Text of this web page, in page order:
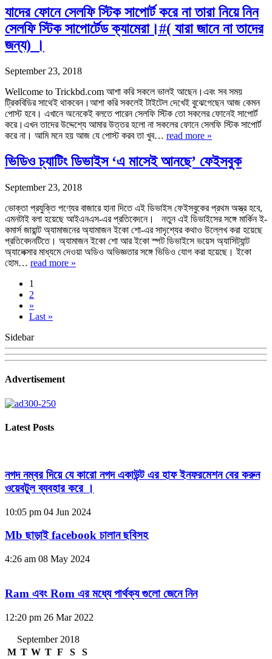
যাদের ফোনে সেলফি স্টিক সাপোর্ট করে না তারা নিয়ে নিন
সেলফি স্টিক সাপোর্টেড ক্যামেরা।#( যারা জানে না তাদের
জন্য) ।
September 23, 2018
Wellcome to Trickbd.com আশা করি সকলে ভালই আছেন।এবং সব সময়
ট্রিকবিডির সাথেই থাকবেন।আশা করি সকলেই টাইটেল দেখেই বুঝেগেছেন আজ কেমন
পোস্ট হবে। এখানে অনেকেই বলতে পারেন সেলফি স্টিক তো সকলের ফোনেই সাপোর্ট
করে।এখন তাদের উদ্দেশ্যে আমার উত্তর হলো না সকলের ফোনে সেলফি স্টিক সাপোর্ট
করে না। আমি মনে হয় আজ যে পোস্ট করব তা খুব… read more »
ভিডিও চ্যাটিং ডিভাইস ‘এ মাসেই আনছে’ ফেইসবুক
September 23, 2018
ভোক্তা প্রযুক্তি পণ্যের বাজারে হানা দিতে এই ডিভাইস ফেইসবুকের প্রথম অস্ত্র হবে,
এমনটাই বলা হয়েছে আইএনএস-এর প্রতিবেদনে। নতুন এই ডিভাইসের সঙ্গে মার্কিন ই-
কমার্স জায়ান্ট অ্যামাজনের অ্যামাজন ইকো শো-এর সাদৃশ্যের কথাও উল্লেখ করা হয়েছে
প্রতিবেদনটিতে। অ্যামাজন ইকো শো আর ইকো স্পট ডিভাইসে ভয়েস অ্যাসিট্যান্ট
অ্যালেক্সার মাধ্যমে দেওয়া অডিও অভিজ্ঞতার সঙ্গে ভিডিও যোগ করা হয়েছে। ইকো
হোম… read more »
1
2
»
Last »
Sidebar
Advertisement
Latest Posts
নগদ নম্বর দিয়ে যে কারো নগদ একাউন্ট এর হাফ ইনফরমেশন বের করুন
ওয়েবটুল ব্যবহার করে ।
10:05 pm 04 Jun 2024
Mb ছাড়াই facebook চালান ছবিসহ
4:26 am 08 May 2024
Ram এবং Rom এর মধ্যে পার্থক্য গুলো জেনে নিন
12:20 pm 26 Mar 2022
September 2018
M T W T F S S